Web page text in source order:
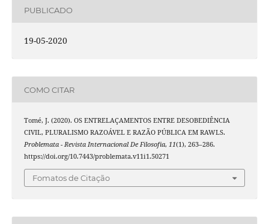
PUBLICADO
19-05-2020
COMO CITAR
Tomé, J. (2020). OS ENTRELAÇAMENTOS ENTRE DESOBEDIÊNCIA
CIVIL, PLURALISMO RAZOÁVEL E RAZÃO PÚBLICA EM RAWLS.
Problemata - Revista Internacional De Filosofia, 11(1), 263–286.
https://doi.org/10.7443/problemata.v11i1.50271
Fomatos de Citação